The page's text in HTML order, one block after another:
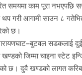
समयमा काम पूरा नभएपछि
थप गरी आगामी साउन ८
छ।
सडकलाई
जिम्मा चाइना स्टेट
छ। दुवै खण्डको लागत